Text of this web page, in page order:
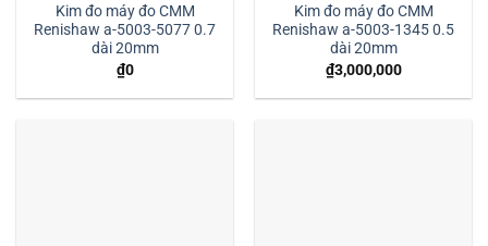
Kim đo máy đo CMM
Renishaw a-5003-5077 0.7
dài 20mm
₫0
Kim đo máy đo CMM
Renishaw a-5003-1345 0.5
dài 20mm
₫3,000,000